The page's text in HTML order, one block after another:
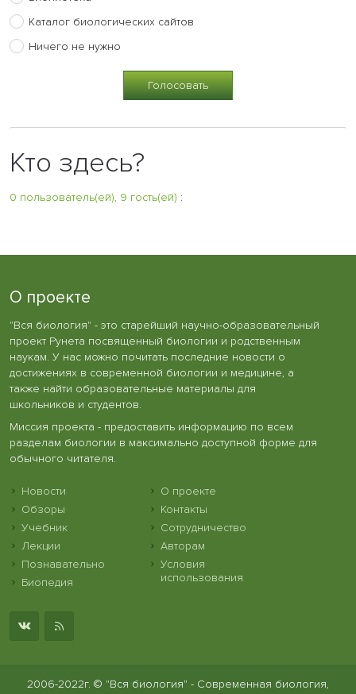
Каталог биологических сайтов
Ничего не нужно
Кто здесь?
0 пользователь(ей), 9 гость(ей) :
О проекте
"Вся биология" - это старейший научно-образовательный
проект Рунета посвященный биологии и родственным
наукам. У нас можно почитать последние новости о
достижениях в современной биологии и медицине, а
также найти образовательные материалы для
школьников и студентов.
Миссия проекта - предоставить информацию по всем
разделам биологии в максимально доступной форме для
обычного читателя.
Новости
Обзоры
Учебник
Лекции
Познавательно
Биопедия
О проекте
Контакты
Сотрудничество
Авторам
Условия
использования
2006-2022г. © "Вся биология" - Современная биология,